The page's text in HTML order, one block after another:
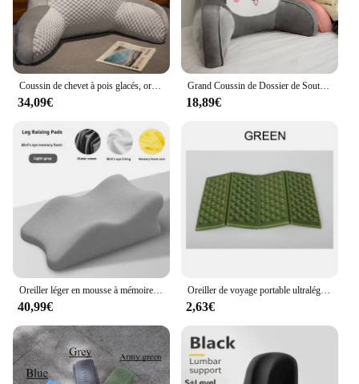
34,09€
Grand Coussin de Dossier de Soutien Lombaire Triangulaire, Oreiller de Lecture, Planche de Sauna Douce, Peut Être Démonté, Lavable, Bureau
18,89€
40,99€
Oreiller de voyage portable ultraléger XPE, coussin de siège de tourisme, pliable, polymère de camping, trekking, pique-nique, imperméable, coussin de plage isolant
2,63€